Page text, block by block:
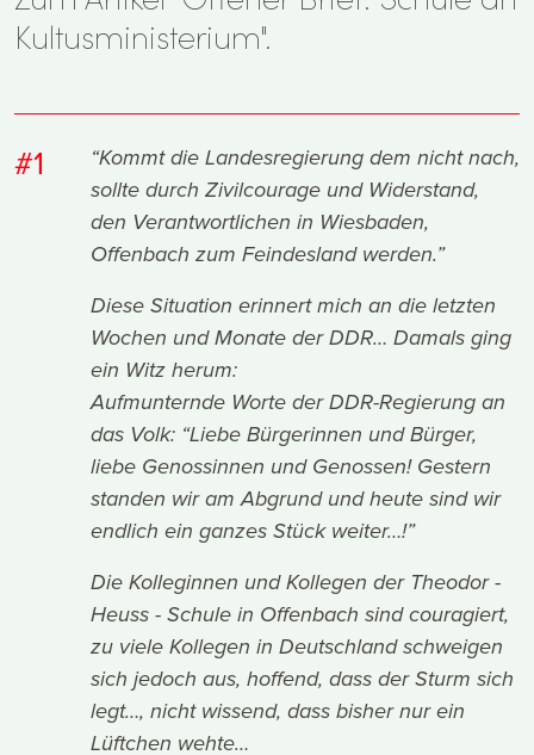
Kultusministerium".
#1
“Kommt die Landesregierung dem nicht nach,
sollte durch Zivilcourage und Widerstand,
den Verantwortlichen in Wiesbaden,
Offenbach zum Feindesland werden.”
Diese Situation erinnert mich an die letzten
Wochen und Monate der DDR… Damals ging
ein Witz herum:
Aufmunternde Worte der DDR-Regierung an
das Volk: “Liebe Bürgerinnen und Bürger,
liebe Genossinnen und Genossen! Gestern
standen wir am Abgrund und heute sind wir
endlich ein ganzes Stück weiter…!”
Die Kolleginnen und Kollegen der Theodor -
Heuss - Schule in Offenbach sind couragiert,
zu viele Kollegen in Deutschland schweigen
sich jedoch aus, hoffend, dass der Sturm sich
legt…, nicht wissend, dass bisher nur ein
Lüftchen wehte…